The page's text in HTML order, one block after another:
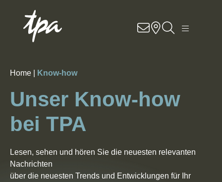
Know-how
Branchen
Über uns
Contact
Standorte
Home | Know-how
Unser Know-how
bei TPA
Lesen, sehen und hören Sie die neuesten relevanten
Nachrichten
über die neuesten Trends und Entwicklungen für Ihr